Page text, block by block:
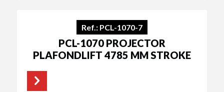
Ref.: PCL-1070-7
PCL-1070 PROJECTOR
PLAFONDLIFT 4785 MM STROKE